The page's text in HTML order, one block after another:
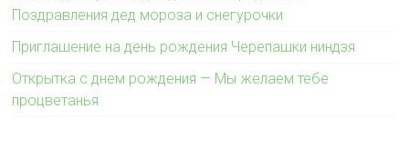
Поздравления дед мороза и снегурочки
Приглашение на день рождения Черепашки ниндзя
Открытка с днем рождения — Мы желаем тебе
процветанья